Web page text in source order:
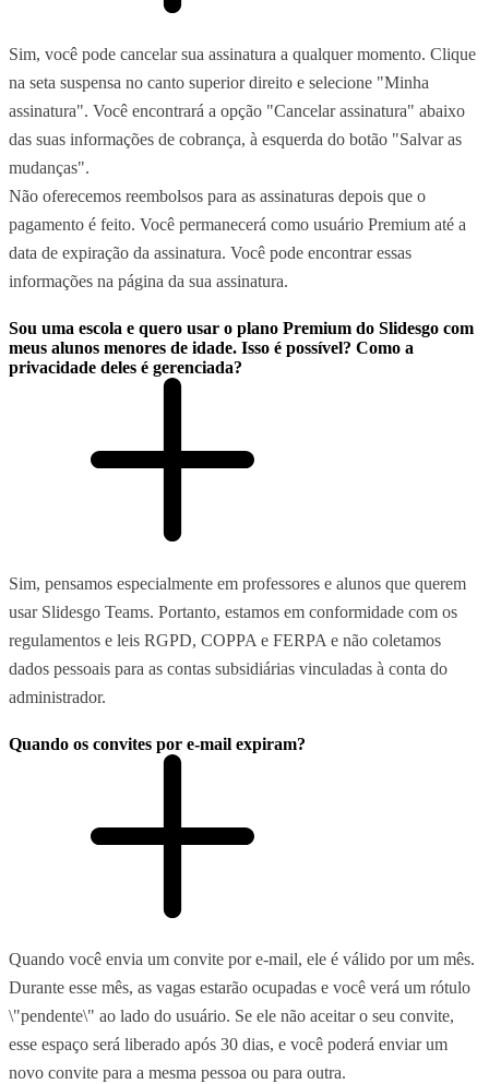
Sim, você pode cancelar sua assinatura a qualquer momento. Clique
na seta suspensa no canto superior direito e selecione "Minha
assinatura". Você encontrará a opção "Cancelar assinatura" abaixo
das suas informações de cobrança, à esquerda do botão "Salvar as
mudanças".
Não oferecemos reembolsos para as assinaturas depois que o
pagamento é feito. Você permanecerá como usuário Premium até a
data de expiração da assinatura. Você pode encontrar essas
informações na página da sua assinatura.
Sou uma escola e quero usar o plano Premium do Slidesgo com
meus alunos menores de idade. Isso é possível? Como a
privacidade deles é gerenciada?
Sim, pensamos especialmente em professores e alunos que querem
usar Slidesgo Teams. Portanto, estamos em conformidade com os
regulamentos e leis RGPD, COPPA e FERPA e não coletamos
dados pessoais para as contas subsidiárias vinculadas à conta do
administrador.
Quando os convites por e-mail expiram?
Quando você envia um convite por e-mail, ele é válido por um mês.
Durante esse mês, as vagas estarão ocupadas e você verá um rótulo
\"pendente\" ao lado do usuário. Se ele não aceitar o seu convite,
esse espaço será liberado após 30 dias, e você poderá enviar um
novo convite para a mesma pessoa ou para outra.